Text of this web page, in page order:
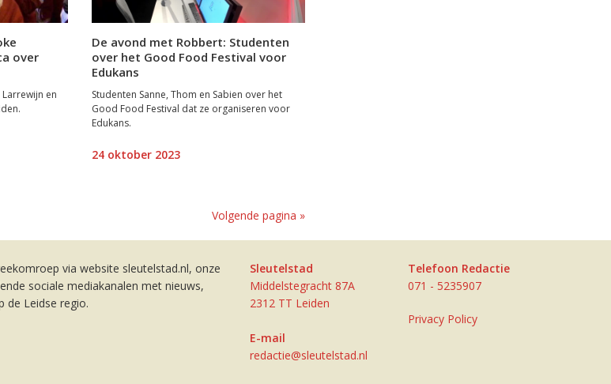
over
en
De avond met Robbert: Studenten
over het Good Food Festival voor
Edukans
Studenten Sanne, Thom en Sabien over het
Good Food Festival dat ze organiseren voor
Edukans.
24 oktober 2023
Volgende pagina »
via website sleutelstad.nl, onze
sociale mediakanalen met nieuws,
de Leidse regio.
Sleutelstad
Middelstegracht 87A
2312 TT Leiden
E-mail
redactie@sleutelstad.nl
Telefoon Redactie
071 - 5235907
Privacy Policy